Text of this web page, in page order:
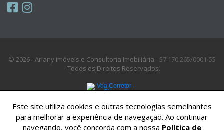
© 2026 - Ariany Imóveis e Consultoria Imobiliária - 57.170.265/0001-55
-Todos os Direitos Reservados.
Este site utiliza cookies e outras tecnologias semelhantes
para melhorar a experiência de navegação. Ao continuar
navegando, você concorda com a nossa Política de